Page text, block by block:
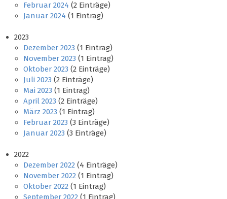
Februar 2024 (2 Einträge)
Januar 2024 (1 Eintrag)
2023
Dezember 2023 (1 Eintrag)
November 2023 (1 Eintrag)
Oktober 2023 (2 Einträge)
Juli 2023 (2 Einträge)
Mai 2023 (1 Eintrag)
April 2023 (2 Einträge)
März 2023 (1 Eintrag)
Februar 2023 (3 Einträge)
Januar 2023 (3 Einträge)
2022
Dezember 2022 (4 Einträge)
November 2022 (1 Eintrag)
Oktober 2022 (1 Eintrag)
September 2022 (1 Eintrag)